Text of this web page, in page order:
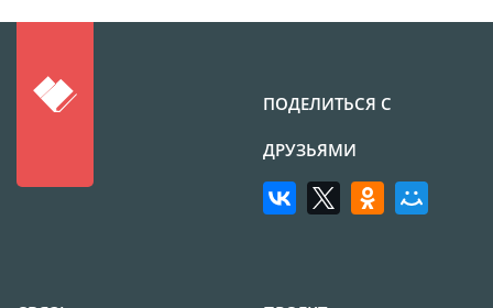
Открытки и
ПОДЕЛИТЬСЯ С
ДРУЗЬЯМИ